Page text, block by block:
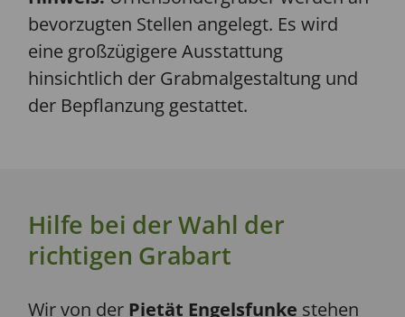
bevorzugten Stellen angelegt. Es wird
eine großzügigere Ausstattung
hinsichtlich der Grabmalgestaltung und
der Bepflanzung gestattet.
Hilfe bei der Wahl der
richtigen Grabart
Wir von der Pietät Engelsfunke stehen